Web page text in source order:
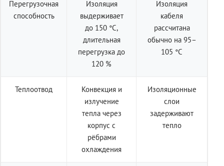
Перегрузочная
способность
Изоляция
выдерживает
до 150 °C,
длительная
перегрузка до
120 %
Изоляция
кабеля
рассчитана
обычно на 95–
105 °C
Теплоотвод
Конвекция и
излучение
тепла через
корпус с
рёбрами
охлаждения
Изоляционные
слои
задерживают
тепло